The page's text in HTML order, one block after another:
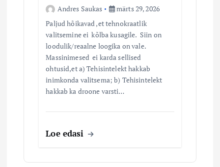
Andres Saukas
märts 29, 2026
Paljud hõikavad ,et tehnokraatlik
valitsemine ei kõlba kusagile. Siin on
loodulik/reaalne loogika on vale.
Massinimesed ei karda sellised
ohtusid,et a) Tehisintelekt hakkab
inimkonda valitsema; b) Tehisintelekt
hakkab ka droone varsti…
Loe edasi